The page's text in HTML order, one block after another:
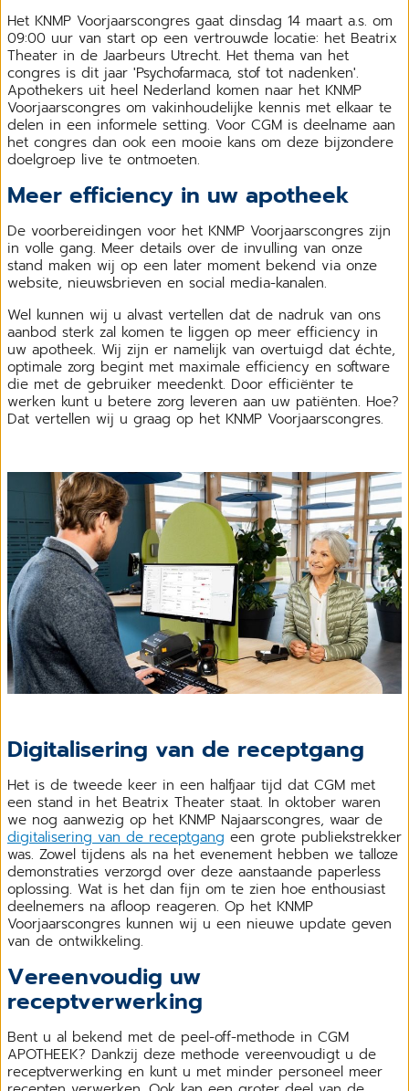
Het KNMP Voorjaarscongres gaat dinsdag 14 maart a.s. om
09:00 uur van start op een vertrouwde locatie: het Beatrix
Theater in de Jaarbeurs Utrecht. Het thema van het
congres is dit jaar 'Psychofarmaca, stof tot nadenken'.
Apothekers uit heel Nederland komen naar het KNMP
Voorjaarscongres om vakinhoudelijke kennis met elkaar te
delen in een informele setting. Voor CGM is deelname aan
het congres dan ook een mooie kans om deze bijzondere
doelgroep live te ontmoeten.
Meer efficiency in uw apotheek
De voorbereidingen voor het KNMP Voorjaarscongres zijn
in volle gang. Meer details over de invulling van onze
stand maken wij op een later moment bekend via onze
website, nieuwsbrieven en social media-kanalen.
Wel kunnen wij u alvast vertellen dat de nadruk van ons
aanbod sterk zal komen te liggen op meer efficiency in
uw apotheek. Wij zijn er namelijk van overtuigd dat échte,
optimale zorg begint met maximale efficiency en software
die met de gebruiker meedenkt. Door efficiënter te
werken kunt u betere zorg leveren aan uw patiënten. Hoe?
Dat vertellen wij u graag op het KNMP Voorjaarscongres.
Digitalisering van de receptgang
Het is de tweede keer in een halfjaar tijd dat CGM met
een stand in het Beatrix Theater staat. In oktober waren
we nog aanwezig op het KNMP Najaarscongres, waar de
digitalisering van de receptgang een grote publiekstrekker
was. Zowel tijdens als na het evenement hebben we talloze
demonstraties verzorgd over deze aanstaande paperless
oplossing. Wat is het dan fijn om te zien hoe enthousiast
deelnemers na afloop reageren. Op het KNMP
Voorjaarscongres kunnen wij u een nieuwe update geven
van de ontwikkeling.
Vereenvoudig uw
receptverwerking
Bent u al bekend met de peel-off-methode in CGM
APOTHEEK? Dankzij deze methode vereenvoudigt u de
receptverwerking en kunt u met minder personeel meer